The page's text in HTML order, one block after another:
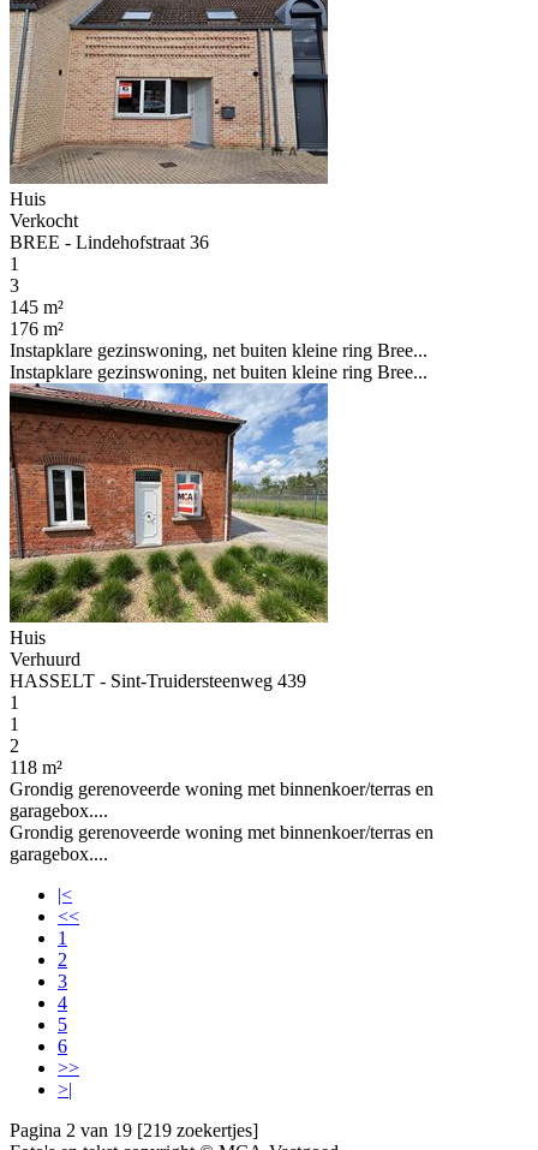
Huis
Verkocht
BREE - Lindehofstraat 36
1
3
145 m²
176 m²
Instapklare gezinswoning, net buiten kleine ring Bree...
Instapklare gezinswoning, net buiten kleine ring Bree...
Huis
Verhuurd
HASSELT - Sint-Truidersteenweg 439
1
1
2
118 m²
Grondig gerenoveerde woning met binnenkoer/terras en
garagebox....
Grondig gerenoveerde woning met binnenkoer/terras en
garagebox....
|<
<<
1
2
3
4
5
6
>>
>|
Pagina 2 van 19 [219 zoekertjes]